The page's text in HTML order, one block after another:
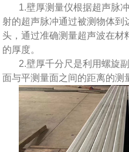
1.壁厚测量仪根据超声脉
射的超声脉冲通过被测物体到
头，通过准确测量超声波在
的厚度。
2.壁厚千分尺是利用螺旋
面与平测量面之间的距离的测